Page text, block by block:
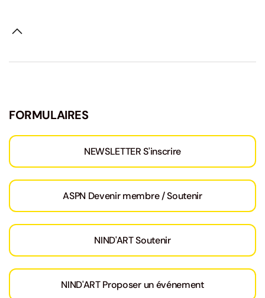
FORMULAIRES
NEWSLETTER S'inscrire
ASPN Devenir membre / Soutenir
NIND'ART Soutenir
NIND'ART Proposer un événement